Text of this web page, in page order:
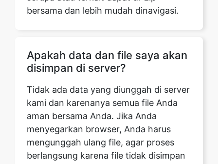
Apakah data dan file saya akan
kami dan karenanya semua file Anda
aman bersama Anda. Jika Anda
menyegarkan browser, Anda harus
mengunggah ulang file, agar proses
berlangsung karena file tidak disimpan
di situs web kami.